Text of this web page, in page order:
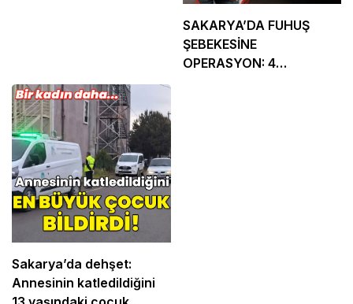
SAKARYA’DA FUHUŞ
ŞEBEKESİNE
OPERASYON: 4
Sakarya’da dehşet:
Annesinin katledildiğini